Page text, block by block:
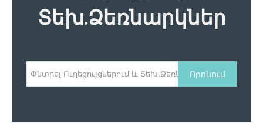
Տեխ.Ձեռնարկներ